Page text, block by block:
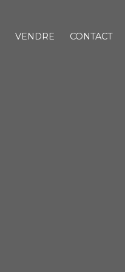
VENDRE CONTACT